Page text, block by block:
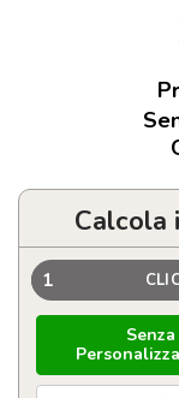
Calcola
1
Senza